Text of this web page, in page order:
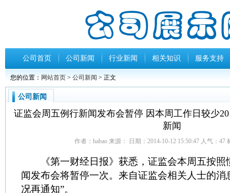
公司首页 公司新闻 行业新闻 相关知识 服务支持
您的位置： 网站首页 > 公司新闻 > 正文
公司新闻
证监会周五例行新闻发布会暂停 因本周工作日较少
新闻
作者：habao 来源： 日期：2014-10-12 15:50:47 人气： 47
《第一财经日报》获悉，证监会本周五按照
闻发布会将暂停一次。来自证监会相关人士的消
况再通知”。